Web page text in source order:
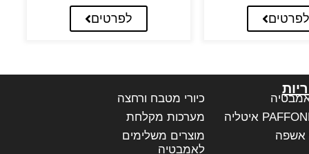
לפרטים לפרטים
אשפה
כיורי מטבח ורחצה
מערכות מקלחת
מוצרים משלימים
לאמבטיה